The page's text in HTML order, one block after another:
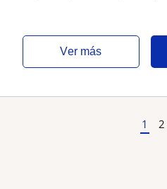
ver más
1 2